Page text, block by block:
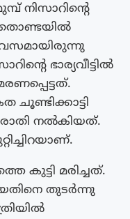
നിസാറി‍ന്‍റെ
ഭാര്യവീട്ടില്‍
നൽകിയത്.
കുട്ടി മരിച്ചത്.
തുടർന്നു